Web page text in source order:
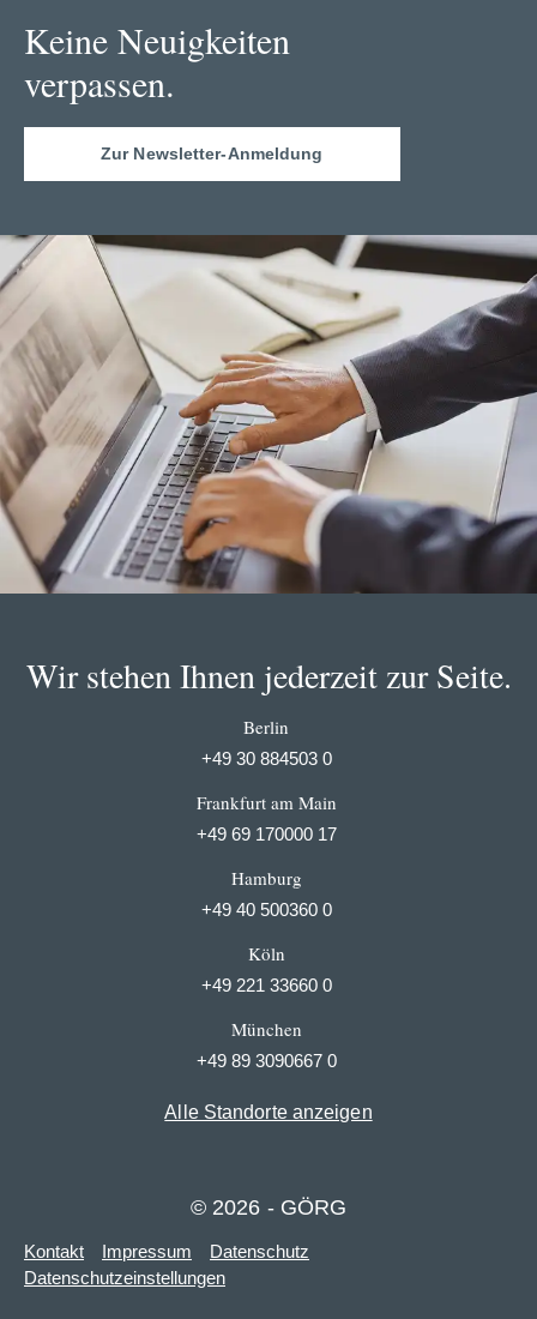
Keine Neuigkeiten
verpassen.
Zur Newsletter-Anmeldung
Wir stehen Ihnen jederzeit zur Seite.
Berlin
+49 30 884503 0
Frankfurt am Main
+49 69 170000 17
Hamburg
+49 40 500360 0
Köln
+49 221 33660 0
München
+49 89 3090667 0
Alle Standorte anzeigen
© 2026 - GÖRG
Kontakt Impressum
Datenschutz
Datenschutzeinstellungen